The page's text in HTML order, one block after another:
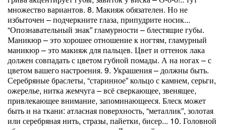
множество вариантов. 8. Макияж обязателен. Но не
избыточен – подчеркните глаза, припудрите носик...
“Опознавательный знак” гламурности – блестящие губы.
Маникюр – это хорошее отношение к ногтям, гламурный
маникюр – это макияж для пальцев. Цвет и оттенок лака
должен совпадать с цветом губной помады. А на ногах – с
цветом вашего настроения. 9. Украшения – должны быть.
Серебряные браслеты, “старинное” кольцо с камнем, серьги,
ожерелье, нитка жемчуга – всё сверкающее, звенящее,
привлекающее внимание, запоминающееся. Блеск может
быть и на ткани: атласная поверхность, “металлик”, золотая
или серебряная нить, стразы, пайетки, бисер... 10. Головной